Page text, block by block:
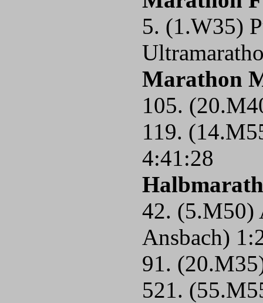
5. (1.W35)
Marathon
105.
119.
4:41:28
42. (5.M50)
Ansbach)
91.
521.